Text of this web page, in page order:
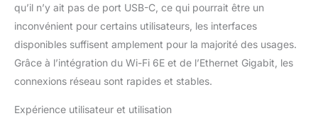
bureau plus ordonné. Nous offrons une
assistance technique à vie et une garantie de
2 ans/24 mois.
qu’il n’y ait pas de port USB-C, ce qui pourrait être un
inconvénient pour certains utilisateurs, les interfaces
disponibles suffisent amplement pour la majorité des usages.
Grâce à l’intégration du Wi-Fi 6E et de l’Ethernet Gigabit, les
connexions réseau sont rapides et stables.
Expérience utilisateur et utilisation